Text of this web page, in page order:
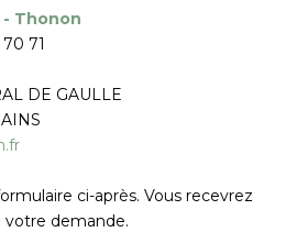
AGENCES
Nous
Équipe
- Thonon
71
DE GAULLE
ci-après. Vous recevrez
votre demande.